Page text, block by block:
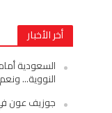
أخر الأخبار
السعودية
النووية…
جوزيف عون في